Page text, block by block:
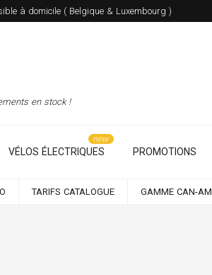
à domicile ( Belgique & Luxembourg )
en stock !
VÉLOS ÉLECTRIQUES PROMOTIONS
TARIFS CATALOGUE GAMME CAN-AM